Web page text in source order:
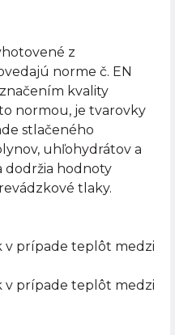
z
norme č. EN
kvality
normou, je tvarovky
stlačeného
uhľohydrátov a
dodržia hodnoty
tlaky.
v prípade teplôt medzi
v prípade teplôt medzi